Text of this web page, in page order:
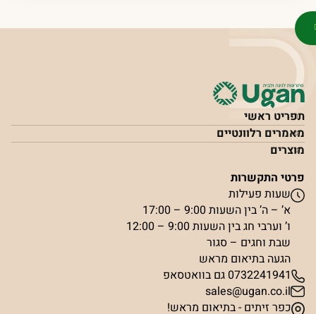
תפריט ראשי
מאמרים רלוונטיים
מוצרים
פרטי התקשרות
שעות פעילות
א’ – ה’ בין השעות 9:00 – 17:00
ו’ וערבי חג בין השעות 9:00 – 12:00
שבת וחגים – סגור
הגעה בתיאום מראש
0732241941 גם בוואטסאפ
sales@ugan.co.il
כפר זיתים - בתיאום מראש!